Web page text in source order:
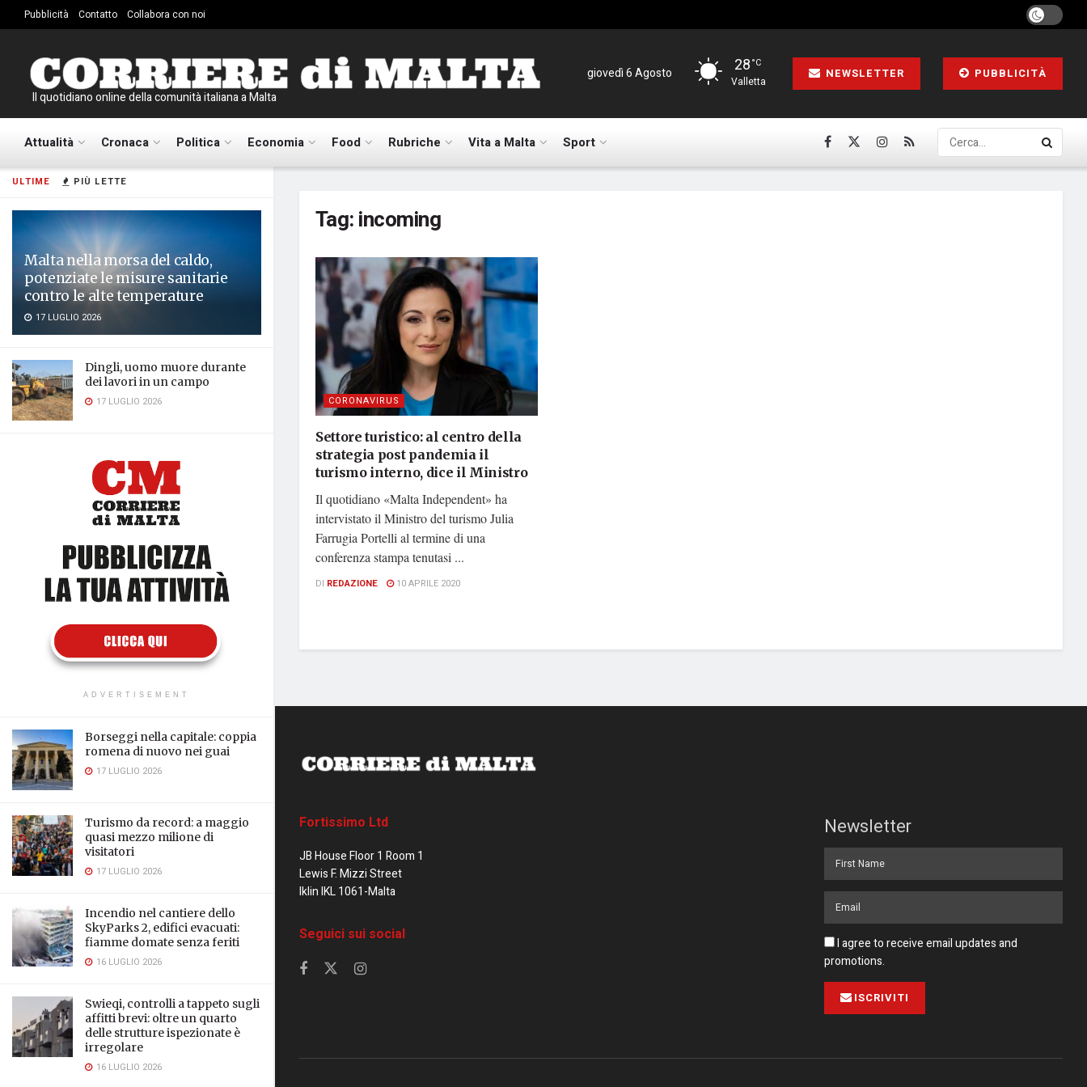
ULTIME PIÙ LETTE
Malta nella morsa del caldo,
potenziate le misure sanitarie
contro le alte temperature
17 LUGLIO 2026
Dingli, uomo muore durante
dei lavori in un campo
17 LUGLIO 2026
ADVERTISEMENT
Borseggi nella capitale: coppia
romena di nuovo nei guai
17 LUGLIO 2026
Turismo da record: a maggio
quasi mezzo milione di
visitatori
17 LUGLIO 2026
Incendio nel cantiere dello
SkyParks 2, edifici evacuati:
fiamme domate senza feriti
16 LUGLIO 2026
Swieqi, controlli a tappeto sugli
affitti brevi: oltre un quarto
delle strutture ispezionate è
irregolare
16 LUGLIO 2026
Pubblicità Contatto Collabora con noi
Il quotidiano online della comunità italiana a Malta
giovedì 6 Agosto 28°C
Valletta
NEWSLETTER PUBBLICITÀ
Attualità Cronaca Politica Economia Food Rubriche Vita a Malta Sport
Tag:incoming
CORONAVIRUS
Settore turistico: al centro della
strategia post pandemia il
turismo interno, dice il Ministro
Il quotidiano «Malta Independent» ha
intervistato il Ministro del turismo Julia
Farrugia Portelli al termine di una
conferenza stampa tenutasi ...
DI REDAZIONE 10 APRILE 2020
Fortissimo Ltd
JB House Floor 1 Room 1
Lewis F. Mizzi Street
Iklin IKL 1061-Malta
Seguici sui social
Newsletter
I agree to receive email updates and
promotions.
ISCRIVITI